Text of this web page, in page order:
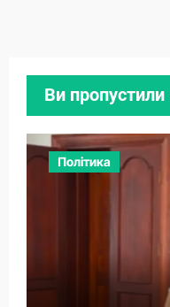
Ви пропустили
Політика